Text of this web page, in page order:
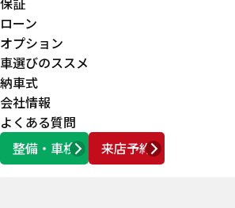
ローン
オプション
車選びのススメ
納車式
会社情報
よくある質問
整備・車検
来店予約
営業時間 AM10:00 ～ PM6:00